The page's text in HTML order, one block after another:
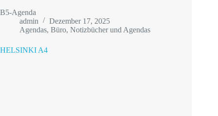
B5-Agenda
admin
Dezember 17, 2025
Agendas, Büro, Notizbücher und Agendas
HELSINKI A4